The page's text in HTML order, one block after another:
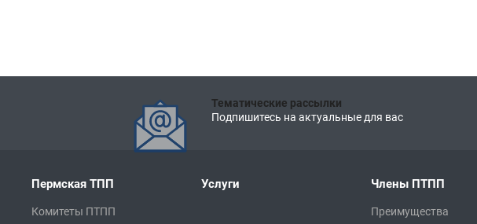
Тематические рассылки
Подпишитесь на актуальные для вас
Пермская ТПП
Комитеты ПТПП
Услуги Члены ПТПП
Преимущества